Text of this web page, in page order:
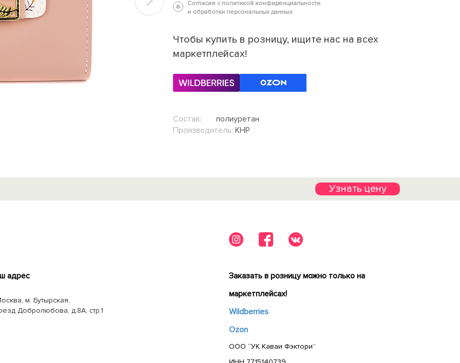
Согласие с политикой конфиденциальности
и обработки персональных данных
Чтобы купить в розницу, ищите нас на всех
маркетплейсах!
Состав:
полиуретан
Производитель: КНР
Узнать цену
адрес
м. Бутырская,
Добролюбова, д.8А, стр.1
Заказать в розницу можно только на
маркетплейсах!
Wildberries
Ozon
ООО “УК Каваи Фэктори”